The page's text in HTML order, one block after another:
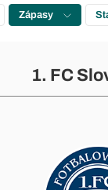
Zápasy
1. FC